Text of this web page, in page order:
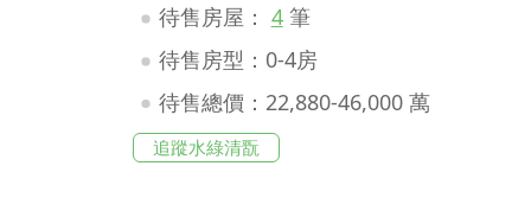
待售房屋： 4筆
待售房型：0-4房
待售總價：22,880-46,000 萬
追蹤水綠清翫